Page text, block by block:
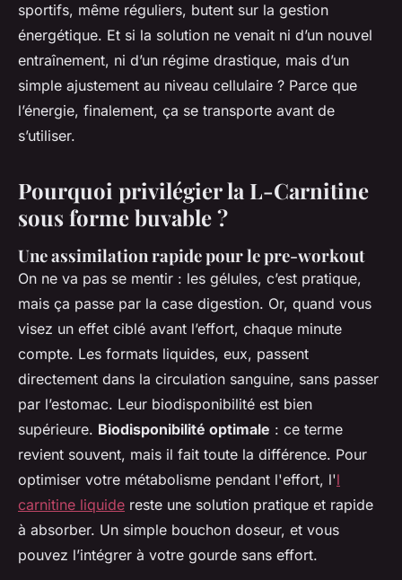
sportifs, même réguliers, butent sur la gestion
énergétique. Et si la solution ne venait ni d’un nouvel
entraînement, ni d’un régime drastique, mais d’un
simple ajustement au niveau cellulaire ? Parce que
l’énergie, finalement, ça se transporte avant de
s’utiliser.
Pourquoi privilégier la L-Carnitine
sous forme buvable ?
Une assimilation rapide pour le pre-workout
On ne va pas se mentir : les gélules, c’est pratique,
mais ça passe par la case digestion. Or, quand vous
visez un effet ciblé avant l’effort, chaque minute
compte. Les formats liquides, eux, passent
directement dans la circulation sanguine, sans passer
par l’estomac. Leur biodisponibilité est bien
supérieure. Biodisponibilité optimale : ce terme
revient souvent, mais il fait toute la différence. Pour
optimiser votre métabolisme pendant l'effort, l'l
carnitine liquide reste une solution pratique et rapide
à absorber. Un simple bouchon doseur, et vous
pouvez l’intégrer à votre gourde sans effort.